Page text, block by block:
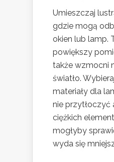
Umieszczaj
gdzie mogą
okien lub lamp.
powiększy
także wzmocni
światło.
materiały dla
nie przytłoczyć
ciężkich
mogłyby
wyda się